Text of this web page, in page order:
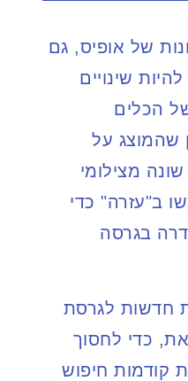
של אופיס, גם
שינויים
הכלים
שהמוצג על
מצילומי
ב"עזרה" כדי
בגרסה
חדשות לגרסת
זאת, כדי לחסוך
קודמות חיפוש